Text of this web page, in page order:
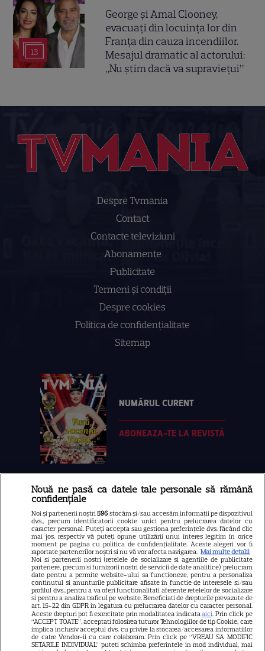
13
George și Amal Clooney,
evacuați din locuința lor din
Franța din cauza incendiilor.
Mesajul dramatic al actorului:
„Nu știm dacă va supraviețui”
Despre Tvmania
Contact
Contacte televiziuni
Abonamente
Publicitate
Termeni și condiții
Despre cookies
Politica de confidenţialitate
Sitemap
NUMĂRUL CURENT
ABONEAZA-TE LA REVISTĂ
Libertatea
Libertatea pentru femei
GSP
Știri mondene
Avantaje
Elle
Unica
Retete practice
Nouă ne pasă ca datele tale personale să rămână
confidențiale
Noi și partenerii noștri596 stocăm și/sau accesăm informații pe dispozitivul
dvs., precum identificatorii cookie unici pentru prelucrarea datelor cu
caracter personal. Puteți accepta sau gestiona preferințele dvs. făcând clic
mai jos, respectiv vă puteți opune utilizării unui interes legitim în orice
moment pe pagina cu politica de confidențialitate. Aceste alegeri vor fi
raportate partenerilor noștri și nu vă vor afecta navigarea. Mai multe detalii
Noi si partenerii nostri (retelele de socializare si agentiile de publicitate
partenere, precum si furnizorii nostri de servicii de date analitice) prelucram
date pentru a permite website-ului sa functioneze, pentru a personaliza
continutul si anunturile publicitare afisate in functie de interesele si/sau
profilul dvs., pentru a va oferi functionalitati aferente retelelor de socializare
si pentru a analiza traficul pe website. Beneficiati de drepturile prevazute de
art. 15-22 din GDPR in legatura cu prelucrarea datelor cu caracter personal.
Aceste drepturi pot fi exercitate prin modalitatea indicataaici. Prin click pe
“ACCEPT TOATE”, acceptati folosirea tuturor Tehnologiilor de tip Cookie, care
implica inclusiv acceptul dvs. cu privire la stocarea/accesarea informatiilor
de catre Vendor-ii cu care colaboram. Prin click pe “VREAU SA MODIFIC
SETARILE INDIVIDUAL” puteti schimba preferintele in mod individual, mai